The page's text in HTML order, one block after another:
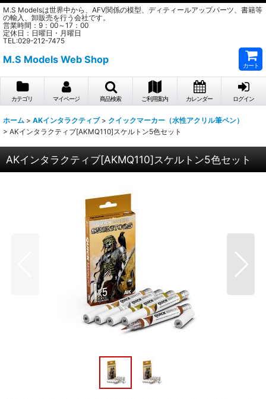
M.S Modelsは世界中から、AFV関係の模型、ディティールアップパーツ、書籍等
の輸入、卸販売を行う会社です。
営業時間：9：00～17：00
定休日：日曜日・月曜日
TEL:029-212-7475
M.S Models Web Shop
カート
カテゴリ マイページ 商品検索 ご利用案内 カレンダー ログイン
ホーム > AKインタラクティブ > クイックマーカー（水性アクリル筆ペン）
> AKインタラクティブ[AKMQ110]スケルトン5色セット
AKインタラクティブ[AKMQ110]スケルトン5色セット